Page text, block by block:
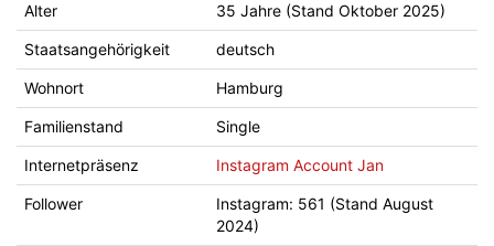
Alter 35 Jahre (Stand Oktober 2025)
Staatsangehörigkeit deutsch
Wohnort Hamburg
Familienstand Single
Internetpräsenz Instagram Account Jan
Follower
Instagram: 561 (Stand August
2024)